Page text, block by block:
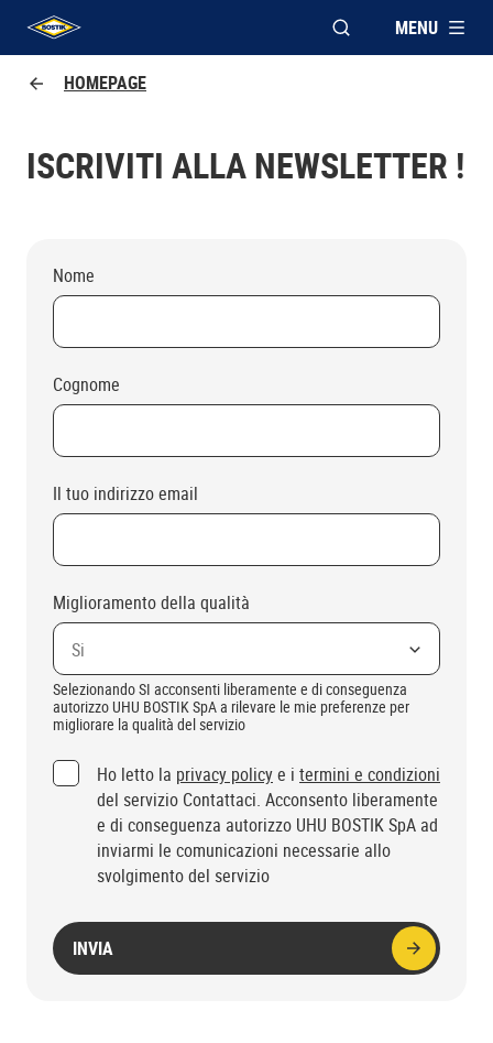
UHU logo
APRI FINESTRA
MENU
HOMEPAGE
ISCRIVITI ALLA NEWSLETTER !
Nome
Cognome
Il tuo indirizzo email
Miglioramento della qualità
Si
Selezionando SI acconsenti liberamente e di conseguenza
autorizzo UHU BOSTIK SpA a rilevare le mie preferenze per
migliorare la qualità del servizio
(opzionale)Ho letto la privacy policye i termini e condizioni
del servizio Contattaci. Acconsento liberamente
e di conseguenza autorizzo UHU BOSTIK SpA ad
inviarmi le comunicazioni necessarie allo
svolgimento del servizio
INVIA